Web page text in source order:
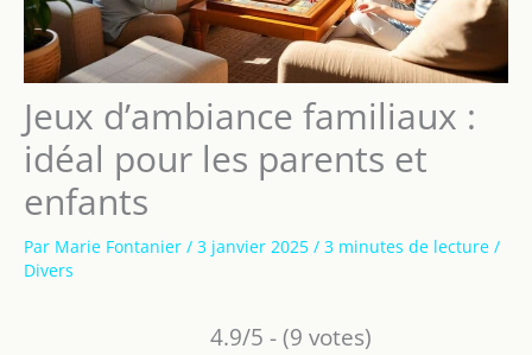
Jeux d’ambiance familiaux :
idéal pour les parents et
enfants
Par Marie Fontanier / 3 janvier 2025 / 3 minutes de lecture /
Divers
4.9/5 - (9 votes)